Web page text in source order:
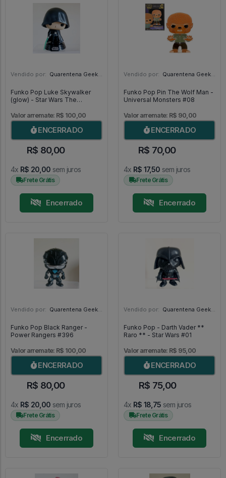
Vendido por: Quarentena Geek Store - SP
Funko Pop Luke Skywalker
(glow) - Star Wars The
Valor arremate: R$ 100,00
ENCERRADO
R$ 80,00
4x R$ 20,00 sem juros
Frete Grátis
Encerrado
Vendido por: Quarentena Geek Store - SP
Funko Pop Pin The Wolf Man -
Universal Monsters #08
Valor arremate: R$ 90,00
ENCERRADO
R$ 70,00
4x R$ 17,50 sem juros
Frete Grátis
Encerrado
Vendido por: Quarentena Geek Store - SP
Funko Pop Black Ranger -
Power Rangers #396
Valor arremate: R$ 100,00
ENCERRADO
R$ 80,00
4x R$ 20,00 sem juros
Frete Grátis
Encerrado
Vendido por: Quarentena Geek Store - SP
Funko Pop - Darth Vader **
Raro ** - Star Wars #01
Valor arremate: R$ 95,00
ENCERRADO
R$ 75,00
4x R$ 18,75 sem juros
Frete Grátis
Encerrado